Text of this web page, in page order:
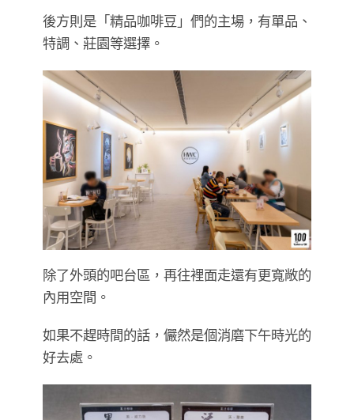
後方則是「精品咖啡豆」們的主場，有單品、
特調、莊園等選擇。
除了外頭的吧台區，再往裡面走還有更寬敞的
內用空間。
如果不趕時間的話，儼然是個消磨下午時光的
好去處。